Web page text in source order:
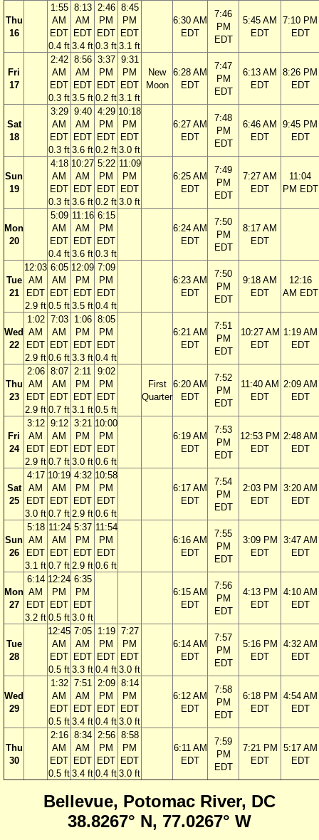
Thu
16
1:55
AM
EDT
0.4 ft
8:13
AM
EDT
3.4 ft
2:46
PM
EDT
0.3 ft
8:45
PM
EDT
3.1 ft
6:30 AM
EDT
7:46
PM
EDT
5:45 AM
EDT
7:10 PM
EDT
Fri
17
2:42
AM
EDT
0.3 ft
8:56
AM
EDT
3.5 ft
3:37
PM
EDT
0.2 ft
9:31
PM
EDT
3.1 ft
New
Moon
6:28 AM
EDT
7:47
PM
EDT
6:13 AM
EDT
8:26 PM
EDT
Sat
18
3:29
AM
EDT
0.3 ft
9:40
AM
EDT
3.6 ft
4:29
PM
EDT
0.2 ft
10:18
PM
EDT
3.0 ft
6:27 AM
EDT
7:48
PM
EDT
6:46 AM
EDT
9:45 PM
EDT
Sun
19
4:18
AM
EDT
0.3 ft
10:27
AM
EDT
3.6 ft
5:22
PM
EDT
0.2 ft
11:09
PM
EDT
3.0 ft
6:25 AM
EDT
7:49
PM
EDT
7:27 AM
EDT
11:04
PM EDT
Mon
20
5:09
AM
EDT
0.4 ft
11:16
AM
EDT
3.6 ft
6:15
PM
EDT
0.3 ft
6:24 AM
EDT
7:50
PM
EDT
8:17 AM
EDT
Tue
21
12:03
AM
EDT
2.9 ft
6:05
AM
EDT
0.5 ft
12:09
PM
EDT
3.5 ft
7:09
PM
EDT
0.4 ft
6:23 AM
EDT
7:50
PM
EDT
9:18 AM
EDT
12:16
AM EDT
Wed
22
1:02
AM
EDT
2.9 ft
7:03
AM
EDT
0.6 ft
1:06
PM
EDT
3.3 ft
8:05
PM
EDT
0.4 ft
6:21 AM
EDT
7:51
PM
EDT
10:27 AM
EDT
1:19 AM
EDT
Thu
23
2:06
AM
EDT
2.9 ft
8:07
AM
EDT
0.7 ft
2:11
PM
EDT
3.1 ft
9:02
PM
EDT
0.5 ft
First
Quarter
6:20 AM
EDT
7:52
PM
EDT
11:40 AM
EDT
2:09 AM
EDT
Fri
24
3:12
AM
EDT
2.9 ft
9:12
AM
EDT
0.7 ft
3:21
PM
EDT
3.0 ft
10:00
PM
EDT
0.6 ft
6:19 AM
EDT
7:53
PM
EDT
12:53 PM
EDT
2:48 AM
EDT
Sat
25
4:17
AM
EDT
3.0 ft
10:19
AM
EDT
0.7 ft
4:32
PM
EDT
2.9 ft
10:58
PM
EDT
0.6 ft
6:17 AM
EDT
7:54
PM
EDT
2:03 PM
EDT
3:20 AM
EDT
Sun
26
5:18
AM
EDT
3.1 ft
11:24
AM
EDT
0.7 ft
5:37
PM
EDT
2.9 ft
11:54
PM
EDT
0.6 ft
6:16 AM
EDT
7:55
PM
EDT
3:09 PM
EDT
3:47 AM
EDT
Mon
27
6:14
AM
EDT
3.2 ft
12:24
PM
EDT
0.5 ft
6:35
PM
EDT
3.0 ft
6:15 AM
EDT
7:56
PM
EDT
4:13 PM
EDT
4:10 AM
EDT
Tue
28
12:45
AM
EDT
0.5 ft
7:05
AM
EDT
3.3 ft
1:19
PM
EDT
0.4 ft
7:27
PM
EDT
3.0 ft
6:14 AM
EDT
7:57
PM
EDT
5:16 PM
EDT
4:32 AM
EDT
Wed
29
1:32
AM
EDT
0.5 ft
7:51
AM
EDT
3.4 ft
2:09
PM
EDT
0.4 ft
8:14
PM
EDT
3.0 ft
6:12 AM
EDT
7:58
PM
EDT
6:18 PM
EDT
4:54 AM
EDT
Thu
30
2:16
AM
EDT
0.5 ft
8:34
AM
EDT
3.4 ft
2:56
PM
EDT
0.4 ft
8:58
PM
EDT
3.0 ft
6:11 AM
EDT
7:59
PM
EDT
7:21 PM
EDT
5:17 AM
EDT
Bellevue, Potomac River, DC
38.8267° N, 77.0267° W